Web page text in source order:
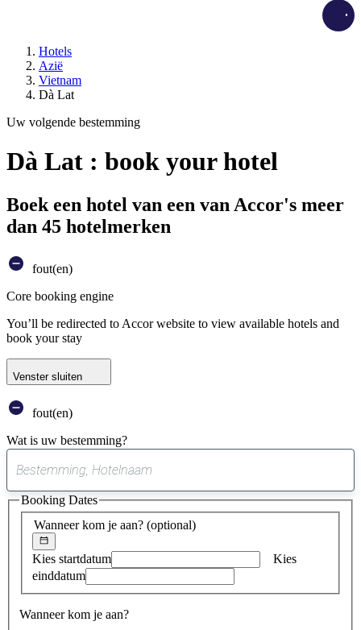
Hotels
Azië
Vietnam
Dà Lat
Uw volgende bestemming
Dà Lat : book your hotel
Boek een hotel van een van Accor's meer
dan 45 hotelmerken
fout(en)
Core booking engine
You’ll be redirected to Accor website to view available hotels and
book your stay
Venster sluiten
fout(en)
Wat is uw bestemming?
suggestie
gevonden
Wanneer kom je aan? (optional)
Kies startdatum
Kies
einddatum
Wanneer kom je aan?
Booking Dates